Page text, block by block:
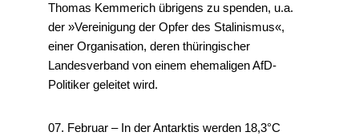
Thomas Kemmerich übrigens zu spenden, u.a.
der »Vereinigung der Opfer des Stalinismus«,
einer Organisation, deren thüringischer
Landesverband von einem ehemaligen AfD-
Politiker geleitet wird.
07. Februar – In der Antarktis werden 18,3°C